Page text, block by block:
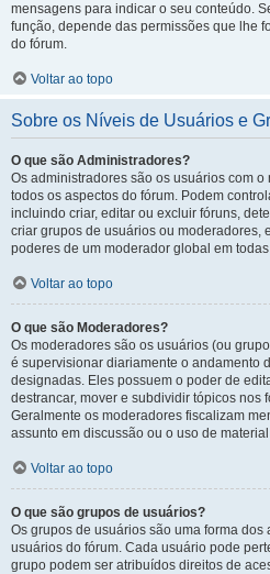
mensagens para indicar o seu conteúdo.
função, depende das permissões que lhe
do fórum.
Voltar ao topo
Sobre os Níveis de Usuários e
O que são Administradores?
Os administradores são os usuários com
todos os aspectos do fórum. Podem
incluindo criar, editar ou excluir fóruns,
criar grupos de usuários ou moderadores,
poderes de um moderador global em
Voltar ao topo
O que são Moderadores?
Os moderadores são os usuários (ou
é supervisionar diariamente o andamento
designadas. Eles possuem o poder de
destrancar, mover e subdividir tópicos nos
Geralmente os moderadores fiscalizam
assunto em discussão ou o uso de
Voltar ao topo
O que são grupos de usuários?
Os grupos de usuários são uma forma
usuários do fórum. Cada usuário pode
grupo podem ser atribuídos direitos de